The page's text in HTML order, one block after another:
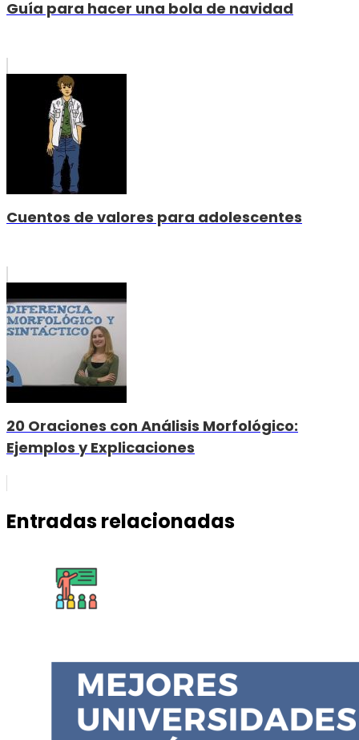
Guía para hacer una bola de navidad
Cuentos de valores para adolescentes
20 Oraciones con Análisis Morfológico:
Ejemplos y Explicaciones
Entradas relacionadas